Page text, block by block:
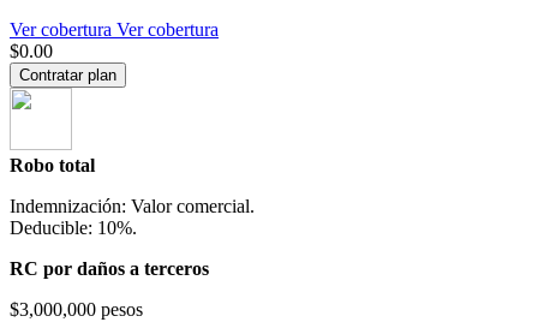
Ver cobertura Ver cobertura
$0.00
Contratar plan
Robo total
Indemnización: Valor comercial.
Deducible: 10%.
RC por daños a terceros
$3,000,000 pesos